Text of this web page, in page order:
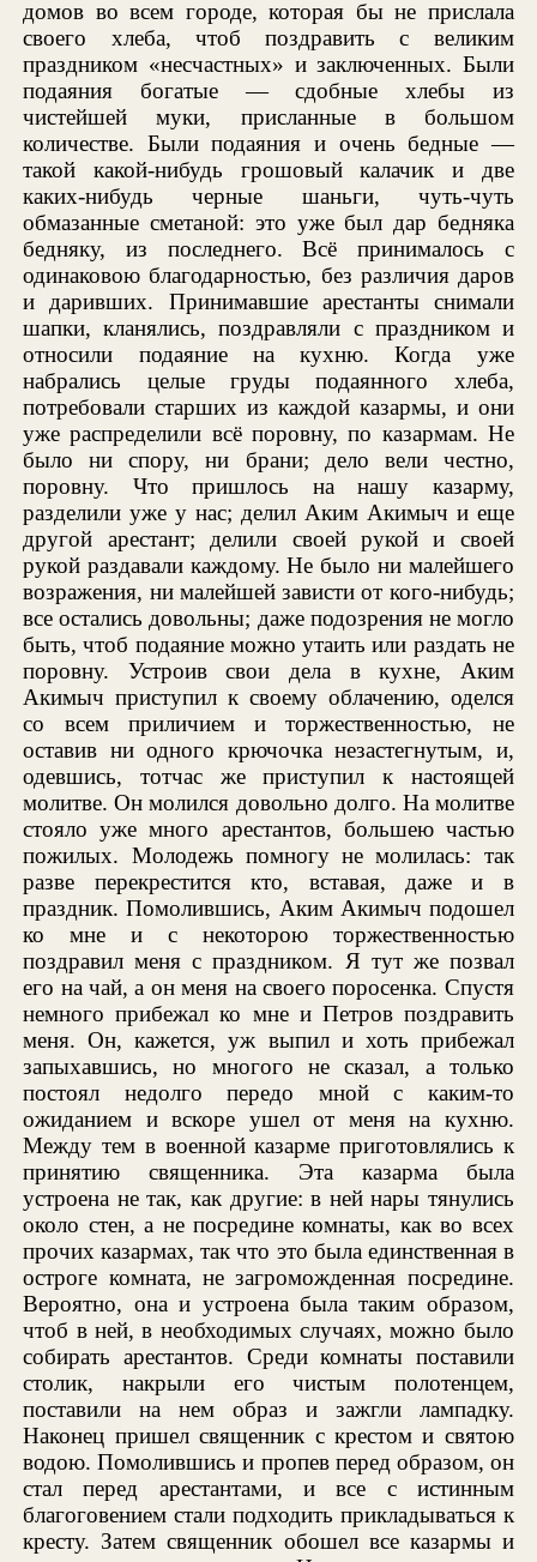
домов во всем городе, которая бы не прислала
своего хлеба, чтоб поздравить с великим
праздником «несчастных» и заключенных. Были
подаяния богатые — сдобные хлебы из
чистейшей муки, присланные в большом
количестве. Были подаяния и очень бедные —
такой какой-нибудь грошовый калачик и две
каких-нибудь черные шаньги, чуть-чуть
обмазанные сметаной: это уже был дар бедняка
бедняку, из последнего. Всё принималось с
одинаковою благодарностью, без различия даров
и даривших. Принимавшие арестанты снимали
шапки, кланялись, поздравляли с праздником и
относили подаяние на кухню. Когда уже
набрались целые груды подаянного хлеба,
потребовали старших из каждой казармы, и они
уже распределили всё поровну, по казармам. Не
было ни спору, ни брани; дело вели честно,
поровну. Что пришлось на нашу казарму,
разделили уже у нас; делил Аким Акимыч и еще
другой арестант; делили своей рукой и своей
рукой раздавали каждому. Не было ни малейшего
возражения, ни малейшей зависти от кого-нибудь;
все остались довольны; даже подозрения не могло
быть, чтоб подаяние можно утаить или раздать не
поровну. Устроив свои дела в кухне, Аким
Акимыч приступил к своему облачению, оделся
со всем приличием и торжественностью, не
оставив ни одного крючочка незастегнутым, и,
одевшись, тотчас же приступил к настоящей
молитве. Он молился довольно долго. На молитве
стояло уже много арестантов, большею частью
пожилых. Молодежь помногу не молилась: так
разве перекрестится кто, вставая, даже и в
праздник. Помолившись, Аким Акимыч подошел
ко мне и с некоторою торжественностью
поздравил меня с праздником. Я тут же позвал
его на чай, а он меня на своего поросенка. Спустя
немного прибежал ко мне и Петров поздравить
меня. Он, кажется, уж выпил и хоть прибежал
запыхавшись, но многого не сказал, а только
постоял недолго передо мной с каким-то
ожиданием и вскоре ушел от меня на кухню.
Между тем в военной казарме приготовлялись к
принятию священника. Эта казарма была
устроена не так, как другие: в ней нары тянулись
около стен, а не посредине комнаты, как во всех
прочих казармах, так что это была единственная в
остроге комната, не загроможденная посредине.
Вероятно, она и устроена была таким образом,
чтоб в ней, в необходимых случаях, можно было
собирать арестантов. Среди комнаты поставили
столик, накрыли его чистым полотенцем,
поставили на нем образ и зажгли лампадку.
Наконец пришел священник с крестом и святою
водою. Помолившись и пропев перед образом, он
стал перед арестантами, и все с истинным
благоговением стали подходить прикладываться к
кресту. Затем священник обошел все казармы и